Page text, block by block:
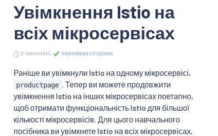
Увімкнення Istio на
всіх мікросервісах
2 хвилин(и) перевірка сторінки
Раніше ви увімкнули Istio на одному мікросервісі,
productpage
. Тепер ви можете продовжити
увімкнення Istio на інших мікросервісах поетапно,
щоб отримати функціональність Istio для більшої
кількості мікросервісів. Для цього навчального
посібника ви увімкнете Istio на всіх мікросервісах,